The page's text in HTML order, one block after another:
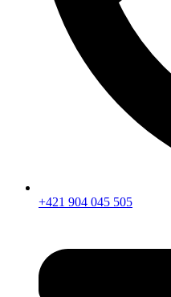
+421 904 045 505